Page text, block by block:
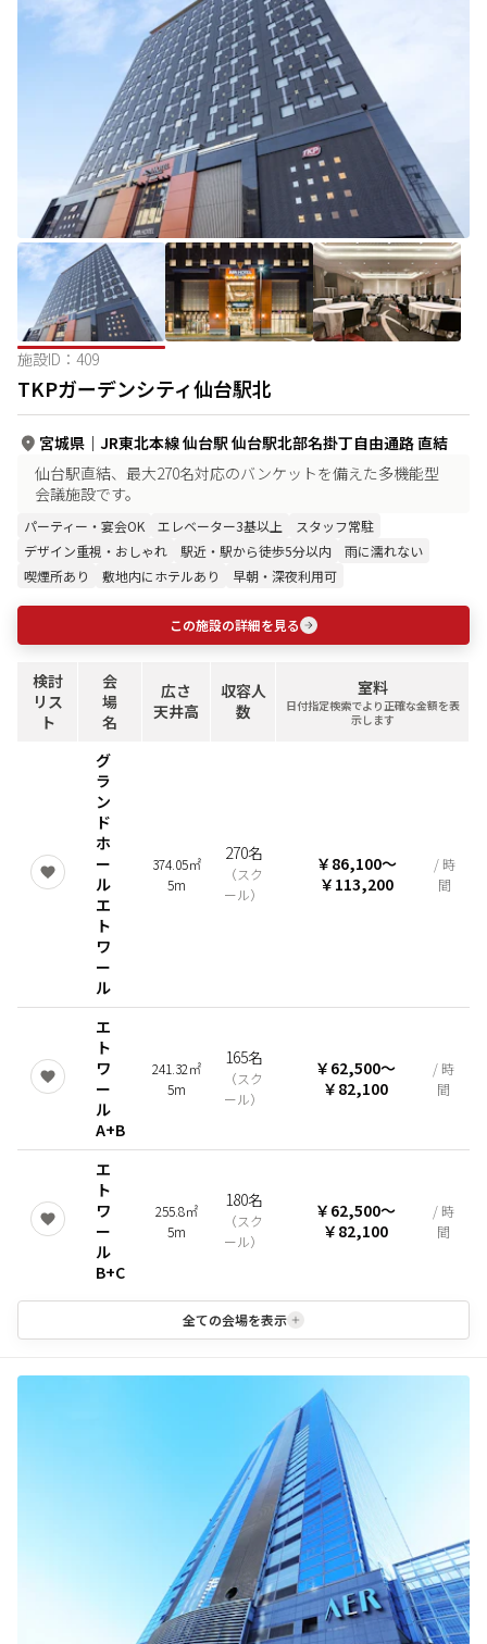
施設ID： 409
TKPガーデンシティ仙台駅北
宮城県 ｜ JR東北本線 仙台駅 仙台駅北部名掛丁自由通路 直結
仙台駅直結、最大270名対応のバンケットを備えた多機能型
会議施設です。
パーティー・宴会OK エレベーター3基以上
スタッフ常駐
デザイン重視・おしゃれ
駅近・駅から徒歩5分以内
雨に濡れない
喫煙所あり
敷地内にホテルあり 早朝・深夜利用可
この施設の詳細を見る
検討
リス
ト
会
場
名
広さ
天井高
収容人
数
室料
日付指定検索でより正確な金額を表
示します
グ
ラ
ン
ド
ホ
ー
ル
エ
ト
ワ
ー
ル
374.05㎡
5m
270名
（スク
ール）
￥86,100〜
￥113,200
/ 時
間
エ
ト
ワ
ー
ル
A+B
241.32㎡
5m
165名
（スク
ール）
￥62,500〜
￥82,100
/ 時
間
エ
ト
ワ
ー
ル
B+C
255.8㎡
5m
180名
（スク
ール）
￥62,500〜
￥82,100
/ 時
間
全ての会場を表示